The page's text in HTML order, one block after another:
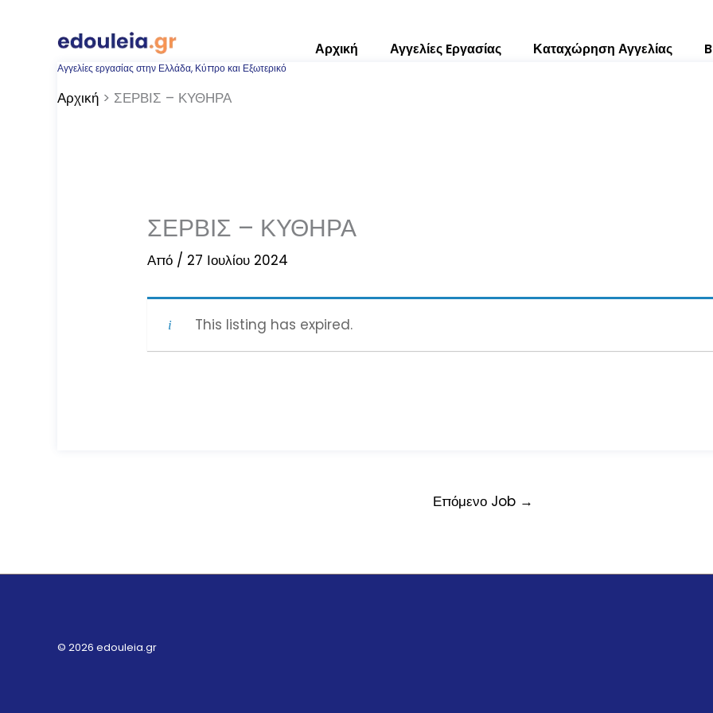
περιεχόμενοΑγγελίες εργασίας στην Ελλάδα, Κύπρο και Εξωτερικό
Αρχική Αγγελίες Eργασίας Καταχώρηση Αγγελίας
Αρχική ΣΕΡΒΙΣ – ΚΥΘΗΡΑ
ΣΕΡΒΙΣ – ΚΥΘΗΡΑ
Από / 27 Ιουλίου 2024
This listing has expired.
Επόμενο Job →
© 2026 edouleia.gr